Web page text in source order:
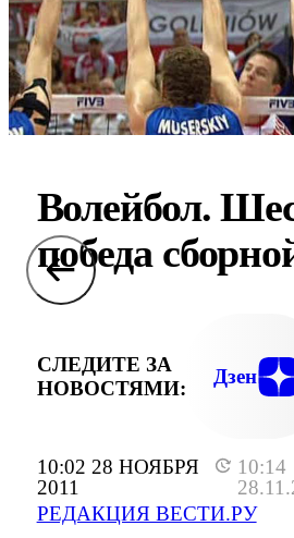
10:02 28 НОЯБРЯ
2011
10:14
РЕДАКЦИЯ ВЕСТИ.РУ
Волейбол.
победа
СЛЕДИТЕ ЗА
НОВОСТЯМИ:
Дзен